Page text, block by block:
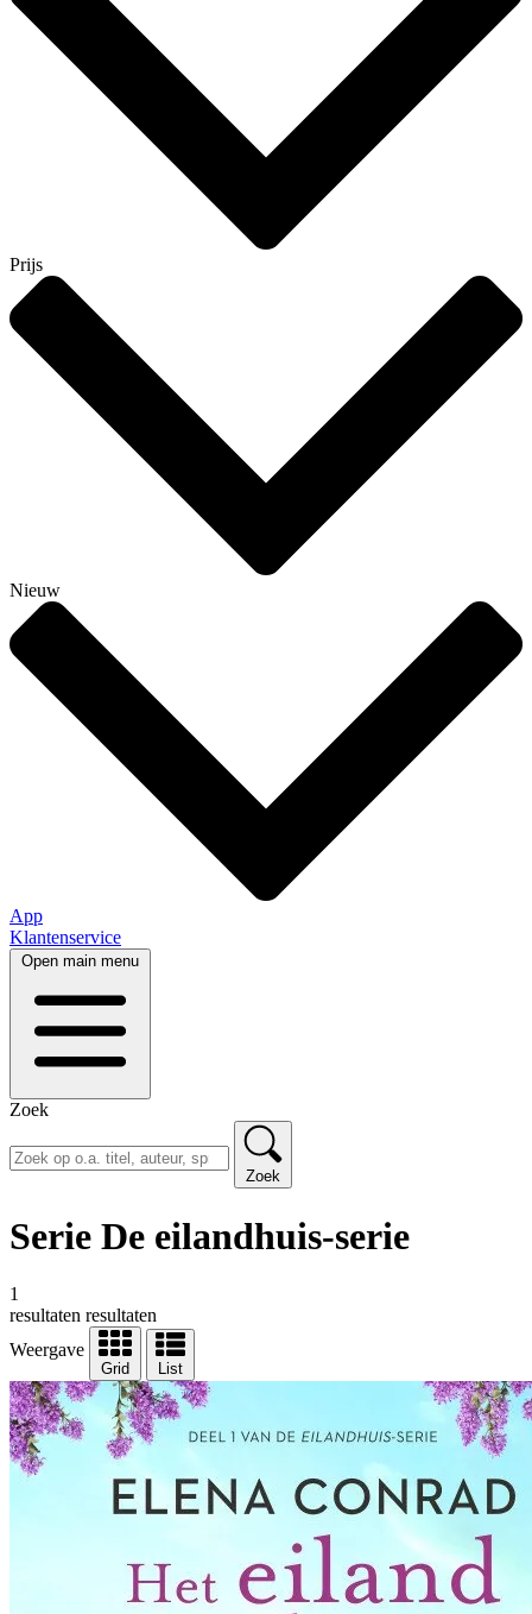
Prijs
Nieuw
App
Klantenservice
Open main menu
Zoek
Zoek
Serie De eilandhuis-serie
1
resultaten resultaten
Weergave
Grid List